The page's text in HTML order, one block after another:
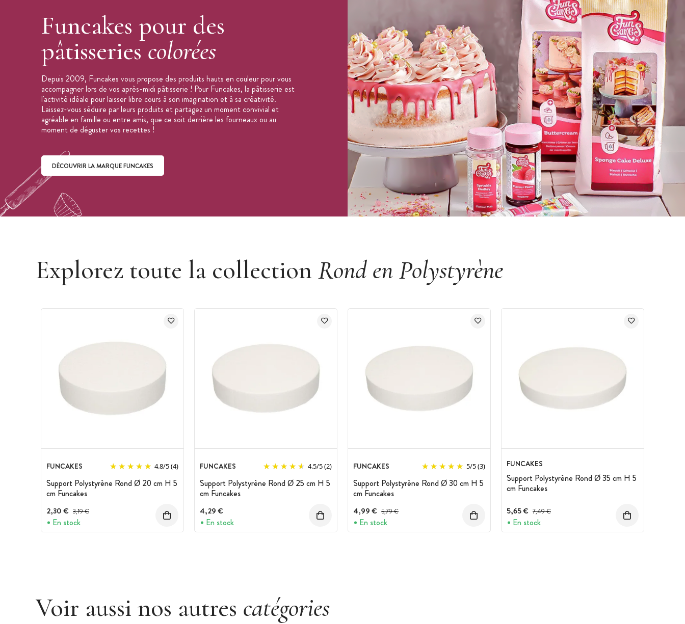
Funcakes pour des
pâtisseriescolorées
Depuis 2009, Funcakes vous propose des produits hauts en couleur pour vous
accompagner lors de vos après-midi pâtisserie ! Pour Funcakes, la pâtisserie est
l'activité idéale pour laisser libre cours à son imagination et à sa créativité.
Laissez-vous séduire par leurs produits et partagez un moment convivial et
agréable en famille ou entre amis, que ce soit derrière les fourneaux ou au
moment de déguster vos recettes !
DÉCOUVRIR LA MARQUE FUNCAKES
Explorez toute la collection Rond en Polystyrène
FUNCAKES 4.8/5(4)
Support Polystyrène Rond Ø 20 cm H 5
cm Funcakes
2,30 € Prix avant réduction :
3,19 €
En stock
FUNCAKES 4.5/5(2)
Support Polystyrène Rond Ø 25 cm H 5
cm Funcakes
4,29 €
En stock
FUNCAKES 5/5(3)
Support Polystyrène Rond Ø 30 cm H 5
cm Funcakes
4,99 € Prix avant réduction :
5,79 €
En stock
FUNCAKES
Support Polystyrène Rond Ø 35 cm H 5
cm Funcakes
5,65 € Prix avant réduction :
7,49 €
En stock
Voir aussi nos autres catégories